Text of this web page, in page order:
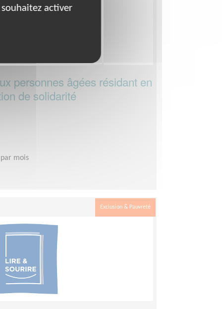
personnes âgées résidant en
de solidarité
mois
Exclusion & Pauvreté
activer